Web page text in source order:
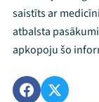
saistīts ar
atbalsta
apkopoju šo